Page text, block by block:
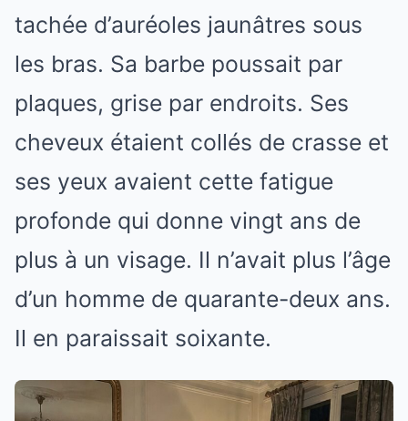
tachée d’auréoles jaunâtres sous
les bras. Sa barbe poussait par
plaques, grise par endroits. Ses
cheveux étaient collés de crasse et
ses yeux avaient cette fatigue
profonde qui donne vingt ans de
plus à un visage. Il n’avait plus l’âge
d’un homme de quarante-deux ans.
Il en paraissait soixante.